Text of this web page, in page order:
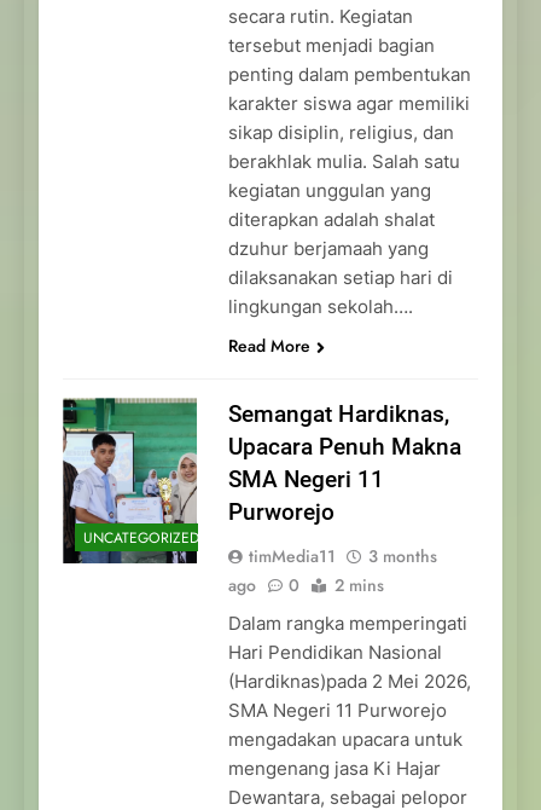
secara rutin. Kegiatan
tersebut menjadi bagian
penting dalam pembentukan
karakter siswa agar memiliki
sikap disiplin, religius, dan
berakhlak mulia. Salah satu
kegiatan unggulan yang
diterapkan adalah shalat
dzuhur berjamaah yang
dilaksanakan setiap hari di
lingkungan sekolah….
Read More
UNCATEGORIZED
Semangat Hardiknas,
Upacara Penuh Makna
SMA Negeri 11
Purworejo
timMedia11
3 months
ago
0 2 mins
Dalam rangka memperingati
Hari Pendidikan Nasional
(Hardiknas)pada 2 Mei 2026,
SMA Negeri 11 Purworejo
mengadakan upacara untuk
mengenang jasa Ki Hajar
Dewantara, sebagai pelopor